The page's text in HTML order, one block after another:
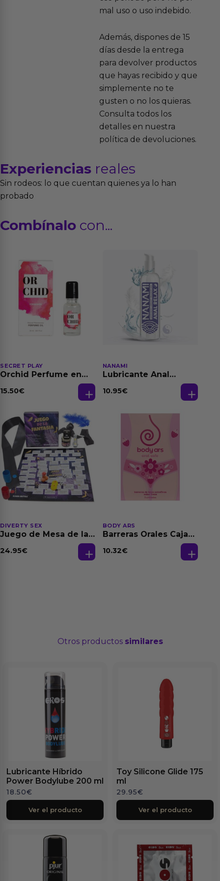
mal uso o uso indebido.
Además, dispones de 15
días desde la entrega
para devolver productos
que hayas recibido y que
simplemente no te
gusten o no los quieras.
Consulta todos los
detalles en nuestra
política de devoluciones.
Experiencias reales
Sin rodeos: lo que cuentan quienes ya lo han
probado
Combínalo con...
SECRET PLAY
Orchid Perfume en
Feromonas 20 ml
15.50€
NANAMI
Lubricante Anal
Dilatación Base Agua
10.95€
DIVERTY SEX
Juego de Mesa de las
24.95€
BODY ARS
Barreras Orales Caja
10.32€
Otros productos similares
Lubricante Híbrido
Power Bodylube 200 ml
18.50€
Ver el producto
Toy Silicone Glide 175
ml
29.95€
Ver el producto